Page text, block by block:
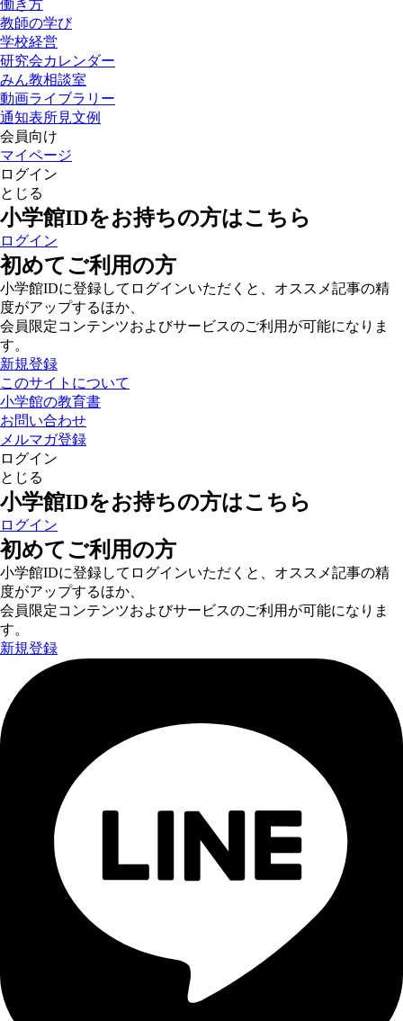
働き方
教師の学び
学校経営
研究会カレンダー
みん教相談室
動画ライブラリー
通知表所見文例
会員向け
マイページ
ログイン
とじる
小学館IDをお持ちの方はこちら
ログイン
初めてご利用の方
小学館IDに登録してログインいただくと、オススメ記事の精
度がアップするほか、
会員限定コンテンツおよびサービスのご利用が可能になりま
す。
新規登録
このサイトについて
小学館の教育書
お問い合わせ
メルマガ登録
ログイン
とじる
小学館IDをお持ちの方はこちら
ログイン
初めてご利用の方
小学館IDに登録してログインいただくと、オススメ記事の精
度がアップするほか、
会員限定コンテンツおよびサービスのご利用が可能になりま
す。
新規登録